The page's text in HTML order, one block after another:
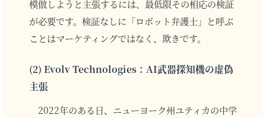
模倣しようと主張するには、最低限その相応の検証
が必要です。検証なしに「ロボット弁護士」と呼ぶ
ことはマーケティングではなく、欺きです。
(2) Evolv Technologies：AI武器探知機の虚偽
主張
2022年のある日、ニューヨーク州ユティカの中学